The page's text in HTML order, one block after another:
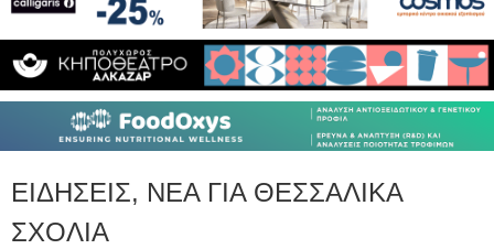
ΕΙΔΗΣΕΙΣ, ΝΕΑ ΓΙΑ ΘΕΣΣΑΛΙΚΑ
ΣΧΟΛΙΑ